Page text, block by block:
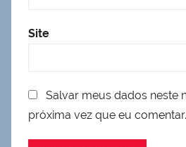
Site
Salvar meus dados neste
próxima vez que eu comentar.